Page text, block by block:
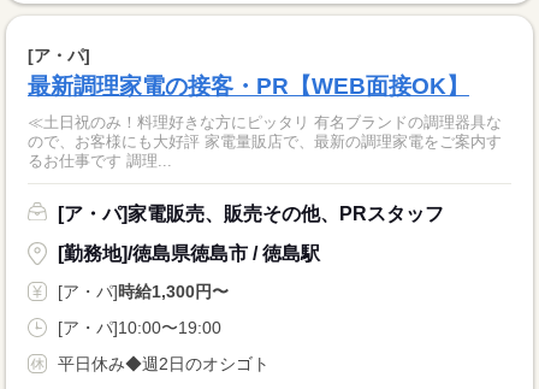
[ア・パ]
最新調理家電の接客・PR【WEB面接OK】
≪土日祝のみ！料理好きな方にピッタリ 有名ブランドの調理器具な
ので、お客様にも大好評 家電量販店で、最新の調理家電をご案内す
るお仕事です 調理...
[ア・パ]家電販売、販売その他、PRスタッフ
[勤務地]/徳島県徳島市 / 徳島駅
[ア・パ]時給1,300円〜
[ア・パ]10:00〜19:00
平日休み◆週2日のオシゴト